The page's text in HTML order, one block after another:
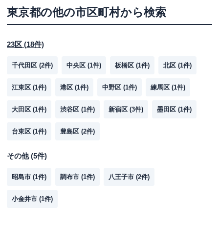
東京都の他の市区町村から検索
23区 (18件)
千代田区 (2件) 中央区 (1件) 板橋区 (1件) 北区 (1件)
江東区 (1件) 港区 (1件) 中野区 (1件) 練馬区 (1件)
大田区 (1件) 渋谷区 (1件) 新宿区 (3件) 墨田区 (1件)
台東区 (1件) 豊島区 (2件)
その他(5件)
昭島市 (1件) 調布市 (1件) 八王子市 (2件)
小金井市 (1件)